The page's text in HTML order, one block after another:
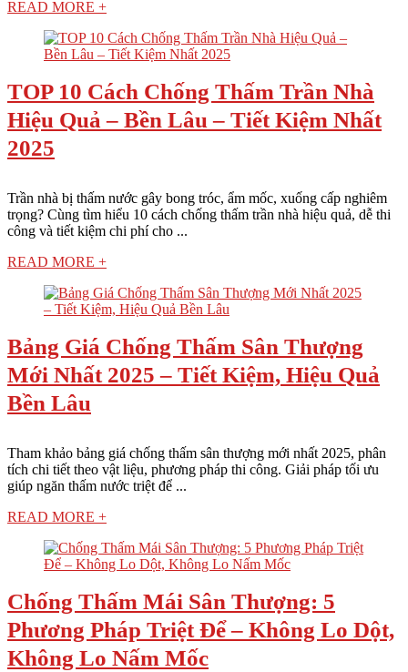
READ MORE +
TOP 10 Cách Chống Thấm Trần Nhà
Hiệu Quả – Bền Lâu – Tiết Kiệm Nhất
2025
Trần nhà bị thấm nước gây bong tróc, ẩm mốc, xuống cấp nghiêm
trọng? Cùng tìm hiểu 10 cách chống thấm trần nhà hiệu quả, dễ thi
công và tiết kiệm chi phí cho ...
READ MORE +
Bảng Giá Chống Thấm Sân Thượng
Mới Nhất 2025 – Tiết Kiệm, Hiệu Quả
Bền Lâu
Tham khảo bảng giá chống thấm sân thượng mới nhất 2025, phân
tích chi tiết theo vật liệu, phương pháp thi công. Giải pháp tối ưu
giúp ngăn thấm nước triệt để ...
READ MORE +
Chống Thấm Mái Sân Thượng: 5
Phương Pháp Triệt Để – Không Lo Dột,
Không Lo Nấm Mốc